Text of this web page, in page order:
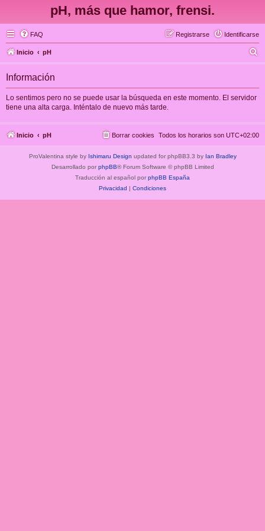
pH, más que hamor, frensi.
FAQ Identificarse
Registrarse
Inicio pH
Información
Lo sentimos pero no se puede usar la búsqueda en este momento. El servidor
tiene una alta carga. Inténtalo de nuevo más tarde.
Inicio pH Todos los horarios son UTC+02:00
Borrar cookies
ProValentina style by Ishimaru Design updated for phpBB3.3 by Ian Bradley
Desarrollado por phpBB® Forum Software © phpBB Limited
Traducción al español por phpBB España
Privacidad | Condiciones